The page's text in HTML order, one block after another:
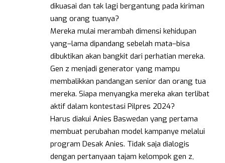
dikuasai dan tak lagi bergantung pada kiriman
uang orang tuanya?
Mereka mulai merambah dimensi kehidupan
yang–lama dipandang sebelah mata–bisa
dibuktikan akan bangkit dari perhatian mereka.
Gen z menjadi generator yang mampu
membalikkan pandangan senior dan orang tua
mereka. Siapa menyangka mereka akan terlibat
aktif dalam kontestasi Pilpres 2024?
Harus diakui Anies Baswedan yang pertama
membuat perubahan model kampanye melalui
program Desak Anies. Tidak saja dialogis
dengan pertanyaan tajam kelompok gen z,